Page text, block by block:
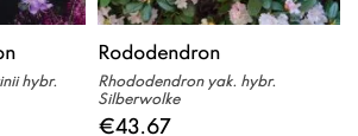
hybr.
Rododendron
Rhododendron yak. hybr.
Silberwolke
€43.67